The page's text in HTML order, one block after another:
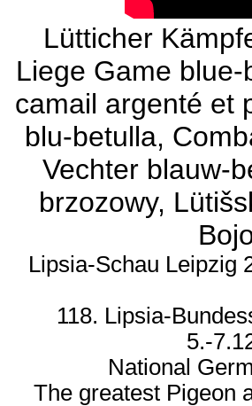
Lütticher
Liege Game
camail argenté et
blu-betulla,
Vechter blauw-
brzozowy,
Lipsia-Schau Leipzig
118. Lipsia-
5.-
National
The greatest Pigeon